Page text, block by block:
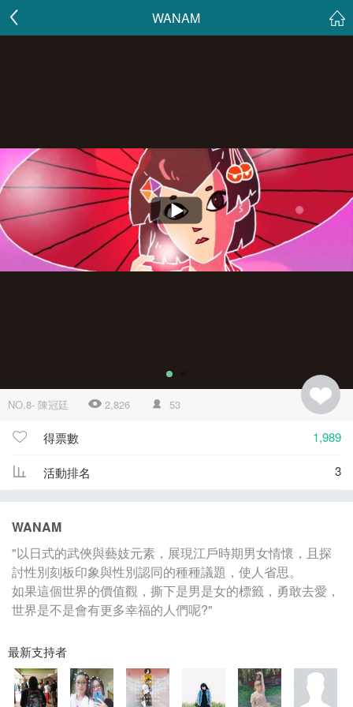
WANAM
NO.8- 陳冠廷 2,826 53
得票數 1,989
活動排名 3
WANAM
"以日式的武俠與藝妓元素，展現江戶時期男女情懷，且探
討性別刻板印象與性別認同的種種議題，使人省思。
如果這個世界的價值觀，撕下是男是女的標籤，勇敢去愛，
世界是不是會有更多幸福的人們呢?"
最新支持者